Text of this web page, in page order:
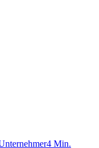
4 Min.